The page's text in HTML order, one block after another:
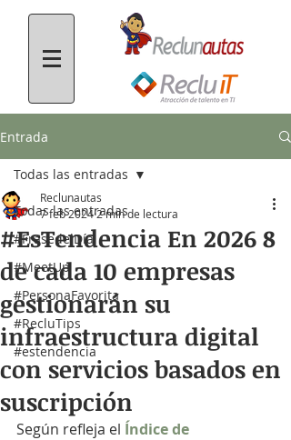
Entrada
Todas las entradas
#FrasedelDía
#MeetUp
#PersonaFavorita
#RecluTips
#estendencia
Todas las entradas
#EsTendencia En 2026 8
de cada 10 empresas
gestionarán su
infraestructura digital
con servicios basados en
suscripción
Reclunautas
7 feb 20242 min de lectura
Según refleja el Índice de